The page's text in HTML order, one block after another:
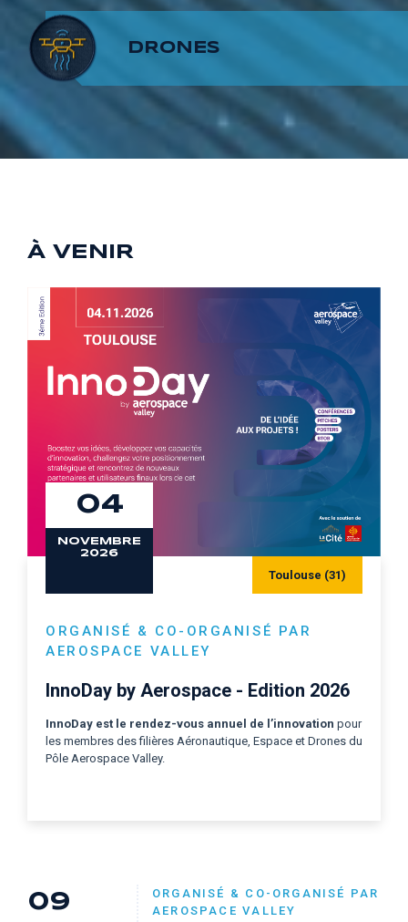
8
9
7
8
9
DRONES
À VENIR
04
NOVEMBRE
2026
Toulouse (31)
ORGANISÉ & CO-ORGANISÉ PAR
AEROSPACE VALLEY
InnoDay by Aerospace - Edition 2026
InnoDay est le rendez-vous annuel de l’innovation pour
les membres des filières Aéronautique, Espace et Drones du
Pôle Aerospace Valley.
09
ORGANISÉ & CO-ORGANISÉ PAR
AEROSPACE VALLEY